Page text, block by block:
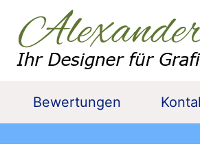
Bewertungen